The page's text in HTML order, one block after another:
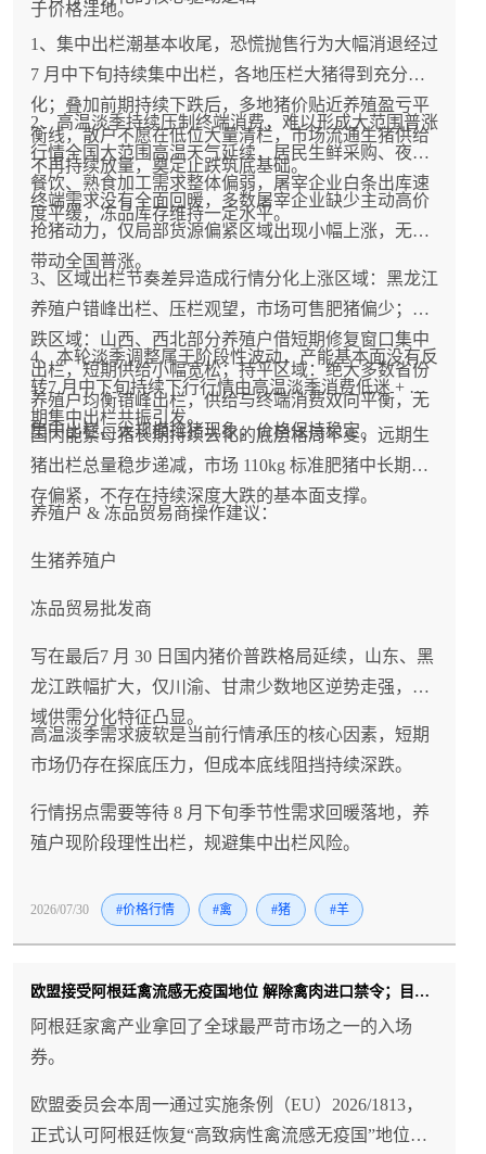
于价格洼地。
1、集中出栏潮基本收尾，恐慌抛售行为大幅消退经过
7 月中下旬持续集中出栏，各地压栏大猪得到充分消
化；叠加前期持续下跌后，多地猪价贴近养殖盈亏平
衡线，散户不愿在低位大量清栏，市场流通生猪供给
不再持续放量，奠定止跌筑底基础。
2、高温淡季持续压制终端消费，难以形成大范围普涨
行情全国大范围高温天气延续，居民生鲜采购、夜市
餐饮、熟食加工需求整体偏弱，屠宰企业白条出库速
度平缓，冻品库存维持一定水平。
终端需求没有全面回暖，多数屠宰企业缺少主动高价
抢猪动力，仅局部货源偏紧区域出现小幅上涨，无法
带动全国普涨。
3、区域出栏节奏差异造成行情分化上涨区域：黑龙江
养殖户错峰出栏、压栏观望，市场可售肥猪偏少；下
跌区域：山西、西北部分养殖户借短期修复窗口集中
出栏，短期供给小幅宽松；持平区域：绝大多数省份
养殖户均衡错峰出栏，供给与终端消费双向平衡，无
集中出栏、大规模抢猪现象，价格保持稳定。
4、本轮淡季调整属于阶段性波动，产能基本面没有反
转7 月中下旬持续下行行情由高温淡季消费低迷 + 前
期集中出栏共振引发。
国内能繁母猪长期持续去化的底层格局不变，远期生
猪出栏总量稳步递减，市场 110kg 标准肥猪中长期库
存偏紧，不存在持续深度大跌的基本面支撑。
养殖户 & 冻品贸易商操作建议：
生猪养殖户
冻品贸易批发商
写在最后7 月 30 日国内猪价普跌格局延续，山东、黑
龙江跌幅扩大，仅川渝、甘肃少数地区逆势走强，区
域供需分化特征凸显。
高温淡季需求疲软是当前行情承压的核心因素，短期
市场仍存在探底压力，但成本底线阻挡持续深跌。
行情拐点需要等待 8 月下旬季节性需求回暖落地，养
殖户现阶段理性出栏，规避集中出栏风险。
2026/07/30 #价格行情 #禽 #猪 #羊
欧盟接受阿根廷禽流感无疫国地位 解除禽肉进口禁令；目前仅中国仍维持暂停
阿根廷家禽产业拿回了全球最严苛市场之一的入场
券。
欧盟委员会本周一通过实施条例（EU）2026/1813，
正式认可阿根廷恢复“高致病性禽流感无疫国”地位，